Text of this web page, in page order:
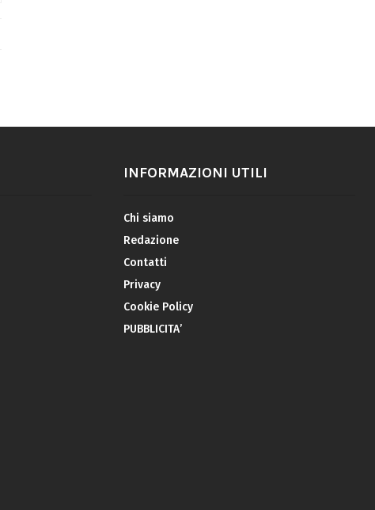
INFORMAZIONI UTILI
Chi siamo
Redazione
Contatti
Privacy
Cookie Policy
PUBBLICITA’